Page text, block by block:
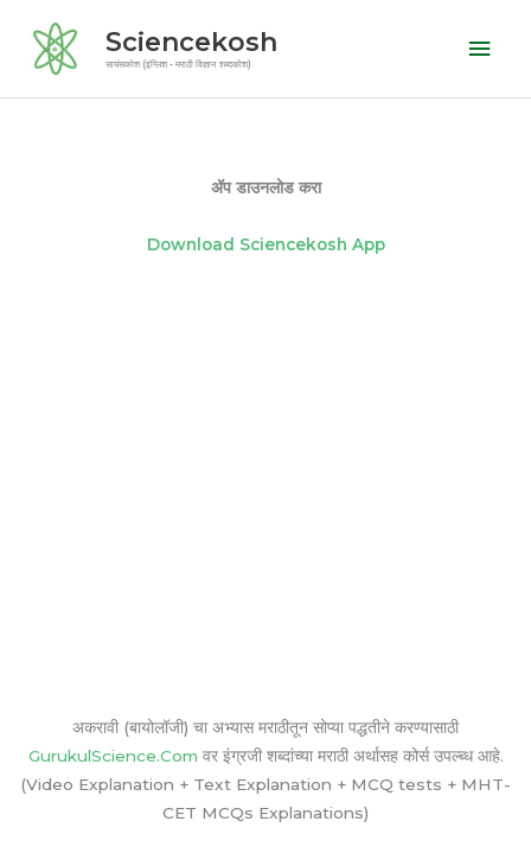
content
Sciencekosh
सायंसकोश (इंग्लिश - मराठी विज्ञान शब्दकोश)
ॲप डाउनलोड करा
Download Sciencekosh App
अकरावी (बायोलॉजी) चा अभ्यास मराठीतून सोप्या पद्धतीने करण्यासाठी
GurukulScience.Com वर इंग्रजी शब्दांच्या मराठी अर्थासह कोर्स उपल्ब्ध आहे.
(Video Explanation + Text Explanation + MCQ tests + MHT-
CET MCQs Explanations)